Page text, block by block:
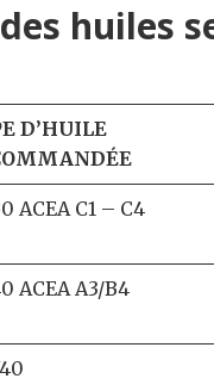
huiles
D’HUILE
ACEA C1 – C4
ACEA A3/B4